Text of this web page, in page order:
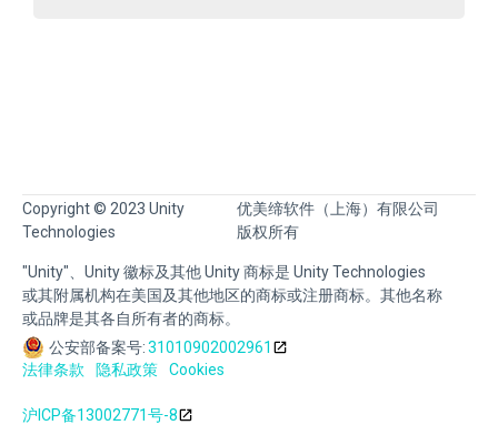
Copyright © 2023 Unity
Technologies
优美缔软件（上海）有限公司
版权所有
"Unity"、Unity 徽标及其他 Unity 商标是 Unity Technologies
或其附属机构在美国及其他地区的商标或注册商标。其他名称
或品牌是其各自所有者的商标。
公安部备案号:31010902002961
法律条款
隐私政策 Cookies
沪ICP备13002771号-8